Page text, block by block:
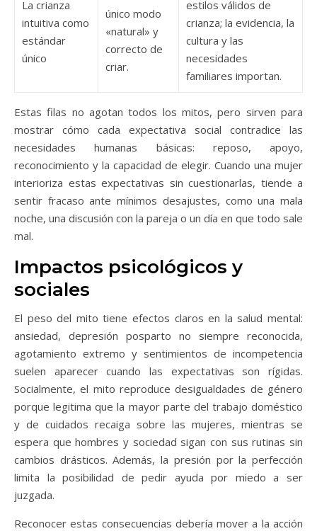
La crianza
intuitiva como
estándar
único
único modo
«natural» y
correcto de
criar.
estilos válidos de
crianza; la evidencia, la
cultura y las
necesidades
familiares importan.
Estas filas no agotan todos los mitos, pero sirven para
mostrar cómo cada expectativa social contradice las
necesidades humanas básicas: reposo, apoyo,
reconocimiento y la capacidad de elegir. Cuando una mujer
interioriza estas expectativas sin cuestionarlas, tiende a
sentir fracaso ante mínimos desajustes, como una mala
noche, una discusión con la pareja o un día en que todo sale
mal.
Impactos psicológicos y
sociales
El peso del mito tiene efectos claros en la salud mental:
ansiedad, depresión posparto no siempre reconocida,
agotamiento extremo y sentimientos de incompetencia
suelen aparecer cuando las expectativas son rígidas.
Socialmente, el mito reproduce desigualdades de género
porque legitima que la mayor parte del trabajo doméstico
y de cuidados recaiga sobre las mujeres, mientras se
espera que hombres y sociedad sigan con sus rutinas sin
cambios drásticos. Además, la presión por la perfección
limita la posibilidad de pedir ayuda por miedo a ser
juzgada.
Reconocer estas consecuencias debería mover a la acción